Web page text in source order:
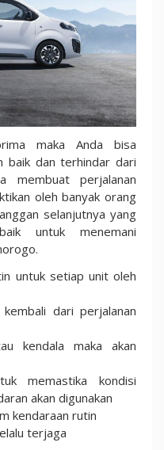
maka Anda bisa
baik dan terhindar dari
membuat perjalanan
oleh banyak orang
selanjutnya yang
untuk menemani
untuk setiap unit oleh
dari perjalanan
kendala maka akan
memastika kondisi
akan digunakan
kendaraan rutin
terjaga